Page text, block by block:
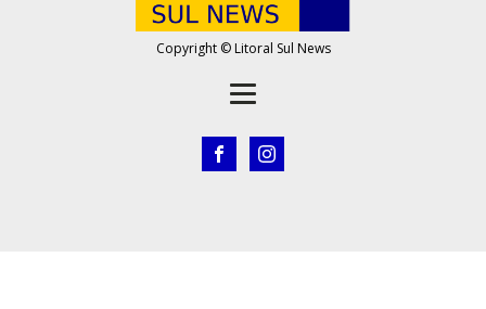
Copyright © Litoral Sul News